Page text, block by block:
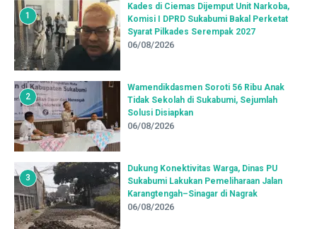
1
Kades di Ciemas Dijemput Unit Narkoba,
Komisi I DPRD Sukabumi Bakal Perketat
Syarat Pilkades Serempak 2027
06/08/2026
2
Wamendikdasmen Soroti 56 Ribu Anak
Tidak Sekolah di Sukabumi, Sejumlah
Solusi Disiapkan
06/08/2026
3
Dukung Konektivitas Warga, Dinas PU
Sukabumi Lakukan Pemeliharaan Jalan
Karangtengah–Sinagar di Nagrak
06/08/2026